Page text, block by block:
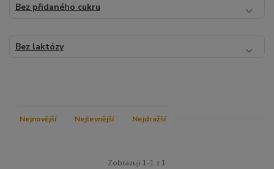
Bez přidaného cukru
Bez laktózy
Nejnovější Nejlevnější Nejdražší
Zobrazuji 1-1 z 1